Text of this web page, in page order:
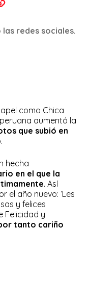
redes sociales.
como Chica
aumentó la
que subió en
hecha
en el que la
. Así
el año nuevo: ‘Les
y felices
Felicidad y
por tanto cariño